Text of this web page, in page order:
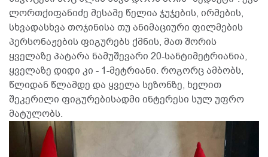
ლორთქიფანიძე მესამე წელია ჯუჯების, ირმების,
სხვადასხვა თოჯინისა თუ ანიმაციური ფილმების
პერსონაჟების ფიგურებს ქმნის, მათ შორის
ყველაზე პატარა ნამუშევარი 20-სანტიმეტრიანია,
ყველაზე დიდი კი - 1-მეტრიანი. როგორც ამბობს,
წლიდან წლამდე და ყველა სეზონზე, ხელით
შეკერილი ფიგურებისადმი ინტერესი სულ უფრო
მატულობს.